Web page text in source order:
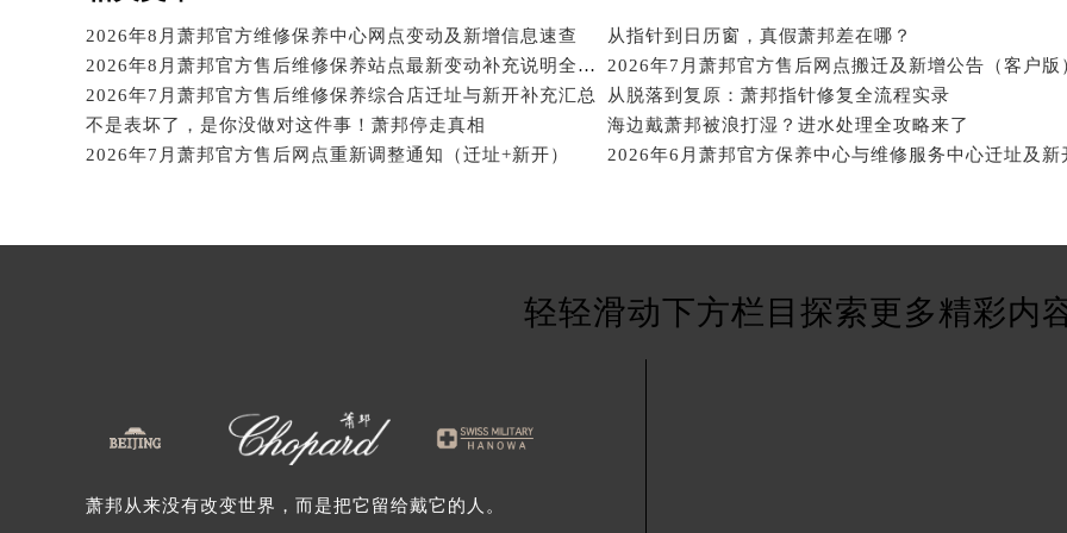
河北省保定市竞秀区朝阳北大街北国先天下萧邦售后服务中心（需提前预约）
内蒙古自治区阿拉善盟市左旗土尔扈特大街萧邦售后服务中心（需提前预约）
内蒙古自治区巴彦淖尔市临河区新华街萧邦售后服务中心（需提前预约）
内蒙古自治区包头市青山区幸福路甲3号王府井百货名表维修萧邦售后服务中心（需提前预约）
内蒙古自治区乌海市海勃湾区人民南路萧邦售后服务中心（需提前预约）
山西省大同市平城区迎宾街萧邦售后服务中心（需提前预约）
山西省晋中市榆次区顺城街萧邦售后服务中心（需提前预约）
2026年8月萧邦官方维修保养中心网点变动及新增信息速查
从指针到日历窗，真假萧邦差在哪？
2026年8月萧邦官方售后维修保养站点最新变动补充说明全文发布
2026年7月萧邦官方售后网点搬迁及新增公告（客户版
2026年7月萧邦官方售后维修保养综合店迁址与新开补充汇总
从脱落到复原：萧邦指针修复全流程实录
不是表坏了，是你没做对这件事！萧邦停走真相
海边戴萧邦被浪打湿？进水处理全攻略来了
2026年7月萧邦官方售后网点重新调整通知（迁址+新开）
轻轻滑动下方栏目探索更多精彩内
萧邦从来没有改变世界，而是把它留给戴它的人。